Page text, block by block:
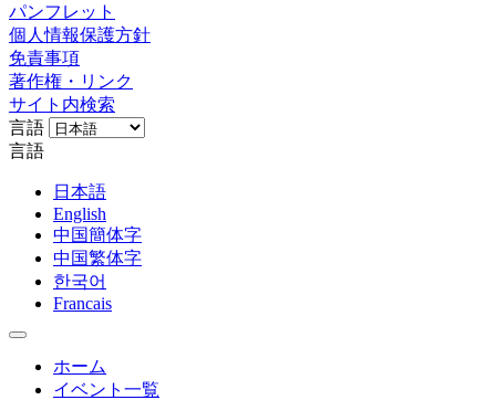
パンフレット
個人情報保護方針
免責事項
著作権・リンク
サイト内検索
言語
言語
日本語
English
中国簡体字
中国繁体字
한국어
Francais
ホーム
イベント一覧